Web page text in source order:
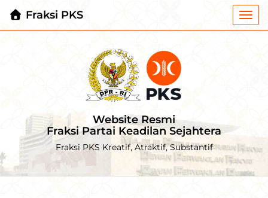
Fraksi PKS
Website Resmi
Fraksi Partai Keadilan Sejahtera
Fraksi PKS Kreatif, Atraktif, Substantif